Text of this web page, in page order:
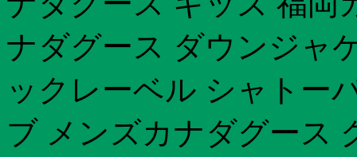
ナダグース ダウンジャ
ックレーベル シャトー
ブ メンズカナダグース